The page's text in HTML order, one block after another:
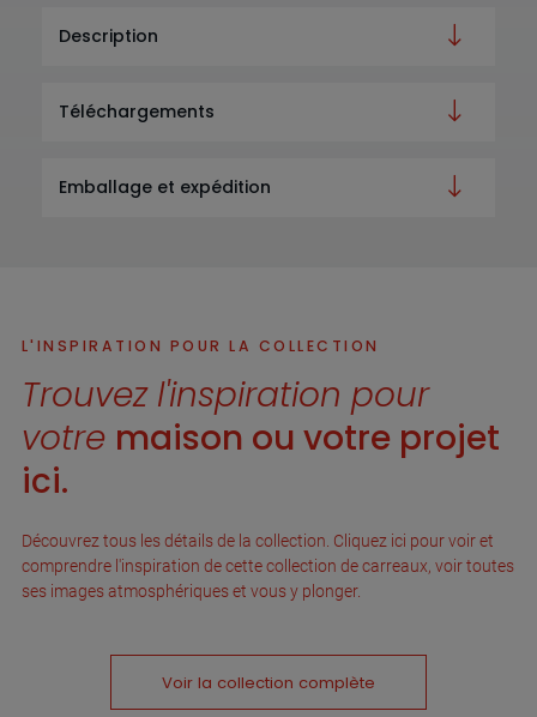
Description
Téléchargements
Emballage et expédition
L'INSPIRATION POUR LA COLLECTION
Trouvez l'inspiration pour
votre maison ou votre projet
ici.
Découvrez tous les détails de la collection. Cliquez ici pour voir et
comprendre l'inspiration de cette collection de carreaux, voir toutes
ses images atmosphériques et vous y plonger.
Voir la collection complète